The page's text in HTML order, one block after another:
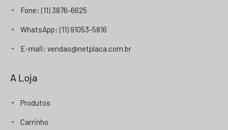
Fone: (11) 3876-6625
WhatsApp: (11) 91053-5816
E-mail: vendas@netplaca.com.br
A Loja
Produtos
Carrinho